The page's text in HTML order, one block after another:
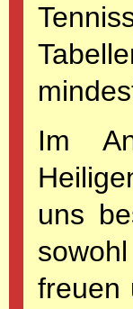
Im
uns
freuen